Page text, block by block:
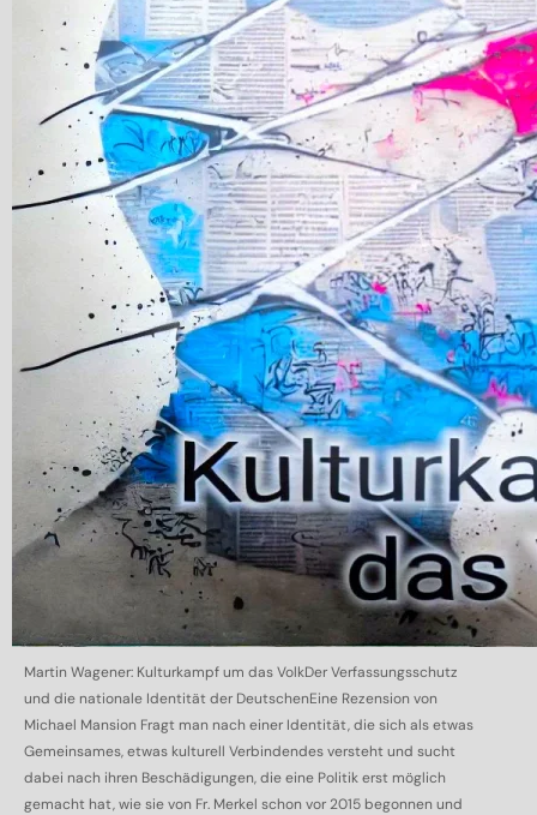
Martin Wagener: Kulturkampf um das VolkDer Verfassungsschutz
und die nationale Identität der DeutschenEine Rezension von
Michael Mansion Fragt man nach einer Identität, die sich als etwas
Gemeinsames, etwas kulturell Verbindendes versteht und sucht
dabei nach ihren Beschädigungen, die eine Politik erst möglich
gemacht hat, wie sie von Fr. Merkel schon vor 2015 begonnen und